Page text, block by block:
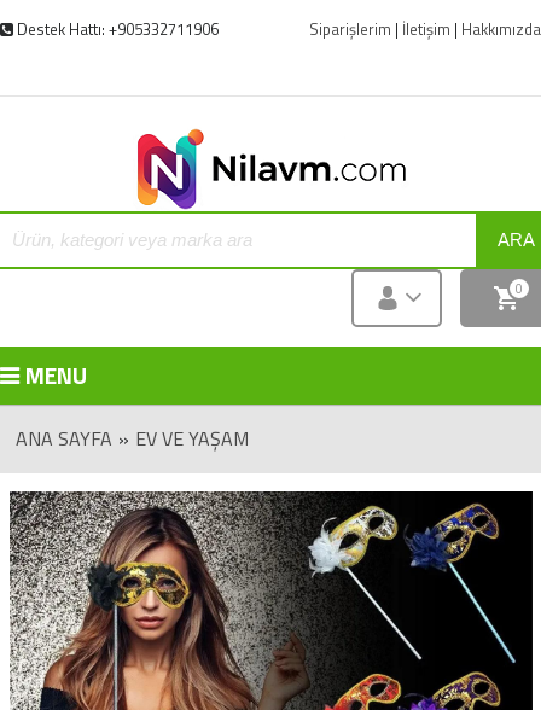
Destek Hattı: +905332711906 Siparişlerim | İletişim | Hakkımızda
ARA
0
MENU
ANA SAYFA » EV VE YAŞAM